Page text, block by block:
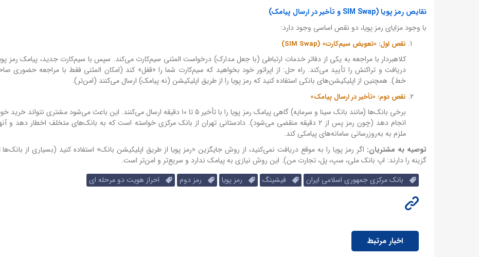
نقایص رمز پویا (SIM Swap و تأخیر در ارسال پیامک)
با وجود مزایای رمز پویا، دو نقص اساسی وجود دارد:
نقص اول: «تعویض سیم‌کارت» (SIM Swap)
کلاهبردار با مراجعه به یکی از دفاتر خدمات ارتباطی (با جعل مدارک) درخواست المثنی سیم‌کارت می‌کند. سپس با سیم‌کارت جدید، پیامک رمز
دریافت و تراکنش را تأیید می‌کند. راه حل: از اپراتور خود بخواهید که سیم‌کارت شما را «قفل» کند (امکان المثنی فقط با مراجعه حضوری
خط). همچنین از اپلیکیشن‌های بانکی استفاده کنید که رمز پویا را از طریق اپلیکیشن (نه پیامک) ارسال می‌کنند (امن‌تر).
نقص دوم: «تأخیر در ارسال پیامک»
برخی بانک‌ها (مانند بانک سینا و سرمایه) گاهی پیامک رمز پویا را با تأخیر ۵ تا ۱۰ دقیقه ارسال می‌کنند. این باعث می‌شود مشتری نتواند
انجام دهد (چون رمز پس از ۲ دقیقه منقضی می‌شود). دادستانی تهران از بانک مرکزی خواسته است که به بانک‌های متخلف اخطار دهد و
ملزم به به‌روزرسانی سامانه‌های پیامکی کند.
توصیه به مشتریان: اگر رمز پویا را به موقع دریافت نمی‌کنید، از روش جایگزین «رمز پویا از طریق اپلیکیشن بانک» استفاده کنید (بسیاری از بانک‌ها
گزینه را دارند: اپ بانک ملی، سپ، پل، تجارت من). این روش نیازی به پیامک ندارد و سریع‌تر و امن‌تر است.
بانک مرکزی جمهوری اسلامی ایران
فیشینگ رمز پویا رمز دوم احراز هویت دو مرحله ای
اخبار مرتبط